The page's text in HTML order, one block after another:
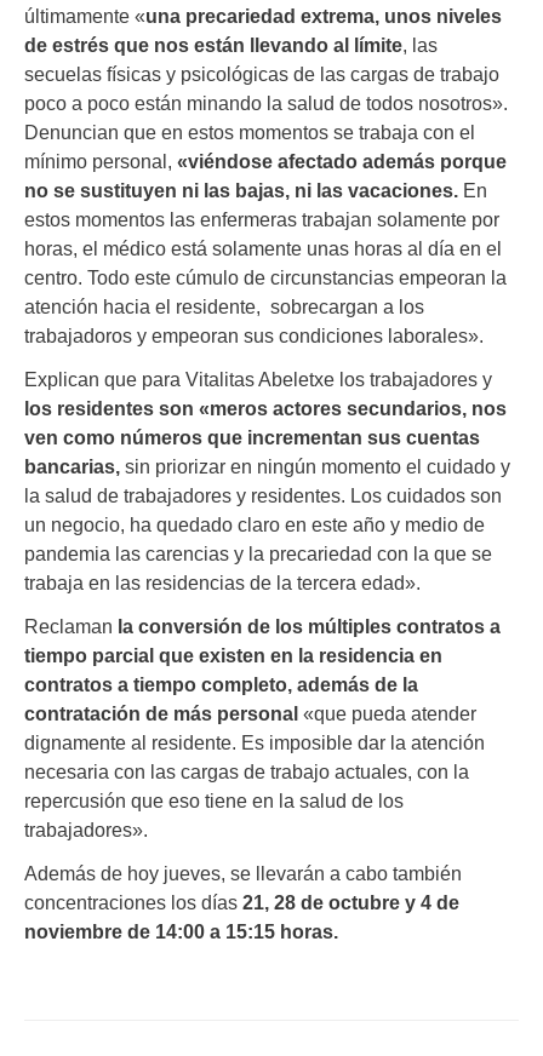
últimamente «una precariedad extrema, unos niveles
de estrés que nos están llevando al límite, las
secuelas físicas y psicológicas de las cargas de trabajo
poco a poco están minando la salud de todos nosotros».
Denuncian que en estos momentos se trabaja con el
mínimo personal, «viéndose afectado además porque
no se sustituyen ni las bajas, ni las vacaciones. En
estos momentos las enfermeras trabajan solamente por
horas, el médico está solamente unas horas al día en el
centro. Todo este cúmulo de circunstancias empeoran la
atención hacia el residente, sobrecargan a los
trabajadoros y empeoran sus condiciones laborales».
Explican que para Vitalitas Abeletxe los trabajadores y
los residentes son «meros actores secundarios, nos
ven como números que incrementan sus cuentas
bancarias, sin priorizar en ningún momento el cuidado y
la salud de trabajadores y residentes. Los cuidados son
un negocio, ha quedado claro en este año y medio de
pandemia las carencias y la precariedad con la que se
trabaja en las residencias de la tercera edad».
Reclaman la conversión de los múltiples contratos a
tiempo parcial que existen en la residencia en
contratos a tiempo completo, además de la
contratación de más personal «que pueda atender
dignamente al residente. Es imposible dar la atención
necesaria con las cargas de trabajo actuales, con la
repercusión que eso tiene en la salud de los
trabajadores».
Además de hoy jueves, se llevarán a cabo también
concentraciones los días 21, 28 de octubre y 4 de
noviembre de 14:00 a 15:15 horas.